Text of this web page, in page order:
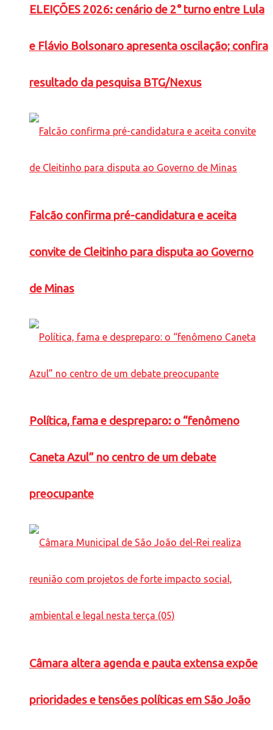
ELEIÇÕES 2026: cenário de 2° turno entre Lula
e Flávio Bolsonaro apresenta oscilação; confira
resultado da pesquisa BTG/Nexus
Falcão confirma pré-candidatura e aceita
convite de Cleitinho para disputa ao Governo
de Minas
Política, fama e despreparo: o “fenômeno
Caneta Azul” no centro de um debate
preocupante
Câmara altera agenda e pauta extensa expõe
prioridades e tensões políticas em São João